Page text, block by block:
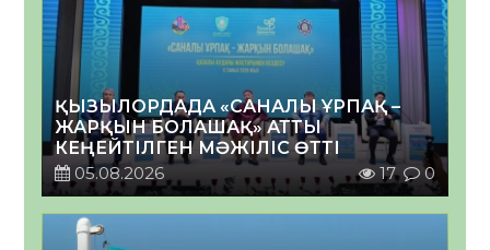
ҚЫЗЫЛОРДАДА «САНАЛЫ ҰРПАҚ –
ЖАРҚЫН БОЛАШАҚ» АТТЫ
КЕҢЕЙТІЛГЕН МӘЖІЛІС ӨТТІ
05.08.2026
17 0